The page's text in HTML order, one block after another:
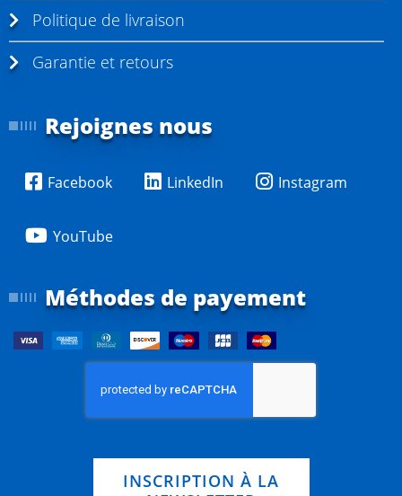
Politique de livraison
Garantie et retours
Rejoignes nous
Facebook LinkedIn Instagram
YouTube
Méthodes de payement
INSCRIPTION À LA